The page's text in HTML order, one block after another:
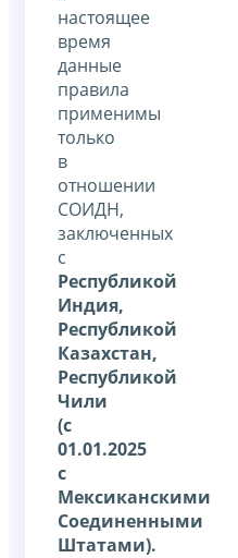
настоящее
время
данные
правила
применимы
только
в
отношении
СОИДН,
заключенных
с
Республикой
Индия,
Республикой
Казахстан,
Республикой
Чили
(с
01.01.2025
с
Мексиканскими
Соединенными
Штатами).